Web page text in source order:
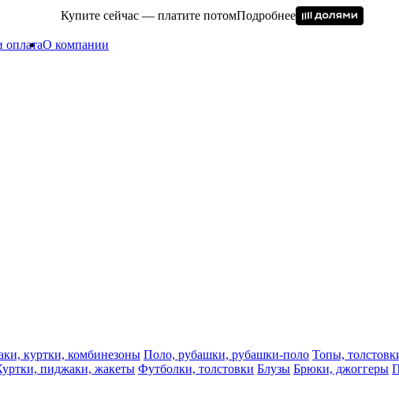
Купите сейчас — платите потомПодробнее
оплатаО компании
куртки, комбинезоны Поло, рубашки, рубашки-поло Топы,
пиджаки, жакеты Футболки, толстовки Блузы Брюки, джоггеры